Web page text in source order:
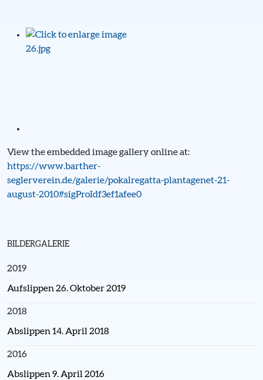
View the embedded image gallery online at:
https://www.barther-
seglerverein.de/galerie/pokalregatta-plantagenet-21-
august-2010#sigProIdf3ef1afee0
BILDERGALERIE
2019
Aufslippen 26. Oktober 2019
2018
Abslippen 14. April 2018
2016
Abslippen 9. April 2016